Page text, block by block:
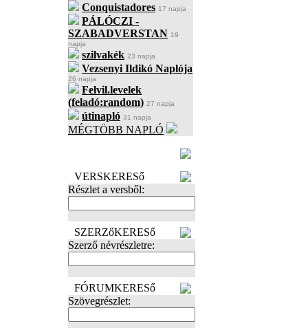
Conquistadores 17 napja
PÁLÓCZI -
SZABADVERSTAN 19
napja
szilvakék 23 napja
Vezsenyi Ildikó Naplója
26 napja
Felvil.levelek
(feladó:random) 27 napja
útinapló 31 napja
MÉGTÖBB NAPLÓ
VERSKERESő
Részlet a versből:
SZERZőKERESő
Szerző névrészletre:
FÓRUMKERESő
Szövegrészlet: